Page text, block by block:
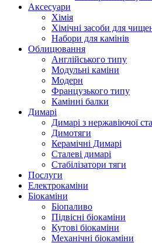
Аксесуари
Хімія
Хімічні засоби для
Набори для камінів
Облицювання
Англійського типу
Модульні каміни
Модерн
Французького типу
Камінні балки
Димарі
Димарі з нержавіючої
Димотяги
Керамічні Димарі
Сталеві димарі
Стабілізатори тяги
Послуги
Електрокаміни
Біокаміни
Біопаливо
Підвісні біокаміни
Кутові біокаміни
Механічні біокаміни